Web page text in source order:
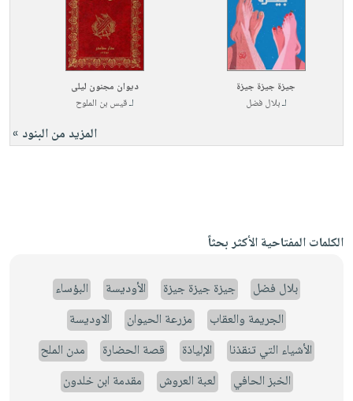
جيزة جيزة جيزة
لـبلال فضل
ديوان مجنون ليلى
لـقيس بن الملوح
المزيد من البنود »
الكلمات المفتاحية الأكثر بحثاً
بلال فضل جيزة جيزة جيزة الأوديسة
البؤساء
الجريمة والعقاب
مزرعة الحيوان
الاوديسة
الأشياء التي تنقذنا
الإلياذة قصة الحضارة
مدن الملح
الخبز الحافي
لعبة العروش
مقدمة ابن خلدون